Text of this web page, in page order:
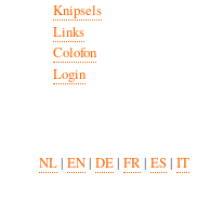
Knipsels
Links
Colofon
Login
NL| EN| DE| FR| ES| IT